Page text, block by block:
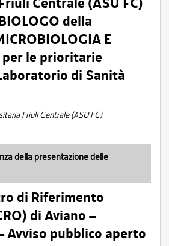
della
E
per le prioritarie
di Sanità
Friuli Centrale (ASU FC)
della presentazione delle
di Riferimento
di Aviano –
Avviso pubblico aperto